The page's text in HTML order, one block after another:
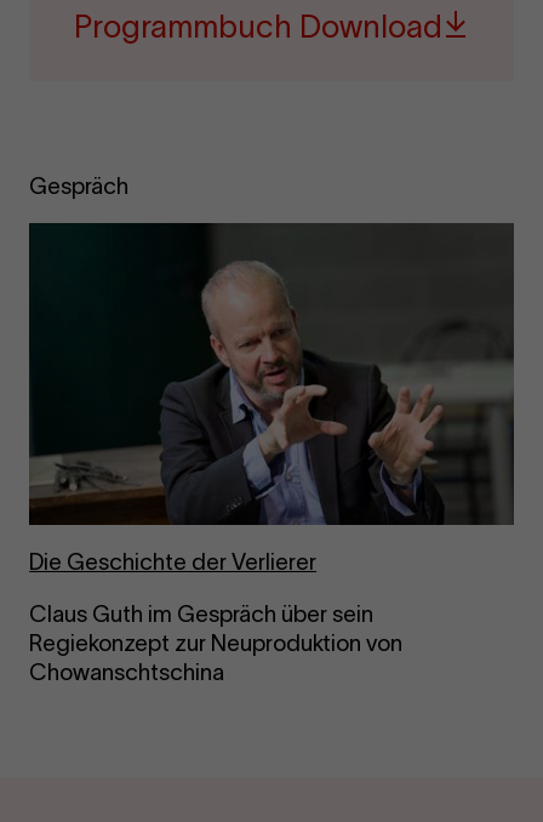
Programmbuch Download
Gespräch
Die Geschichte der Verlierer
Claus Guth im Gespräch über sein
Regiekonzept zur Neuproduktion von
Chowanschtschina